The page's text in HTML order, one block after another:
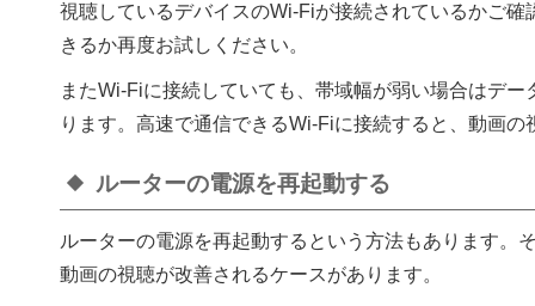
視聴しているデバイスのWi-Fiが接続されているかご
きるか再度お試しください。
またWi-Fiに接続していても、帯域幅が弱い場合はデ
ります。高速で通信できるWi-Fiに接続すると、動画の
ルーターの電源を再起動する
ルーターの電源を再起動するという方法もあります。
動画の視聴が改善されるケースがあります。